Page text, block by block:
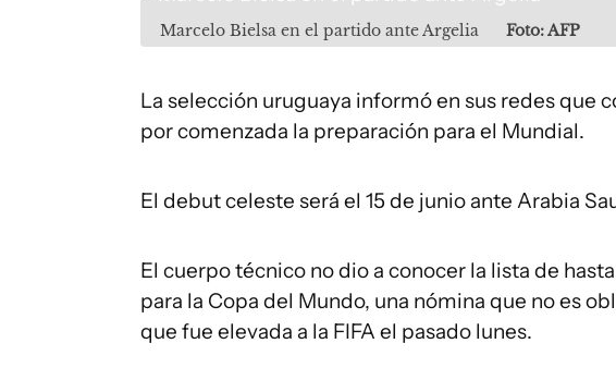
Marcelo Bielsa en el partido ante Argelia Foto: AFP
La selección uruguaya informó en sus redes que
por comenzada la preparación para el Mundial.
El debut celeste será el 15 de junio ante Arabia
El cuerpo técnico no dio a conocer la lista de
para la Copa del Mundo, una nómina que no es
que fue elevada a la FIFA el pasado lunes.